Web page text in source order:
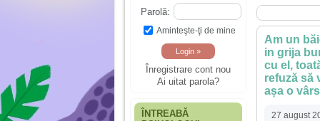
Parolă:
Aminteşte-ţi de mine
Înregistrare cont nou
Ai uitat parola?
ÎNTREABĂ
Am un
in grija
cu el,
refuză să
așa o
27 august